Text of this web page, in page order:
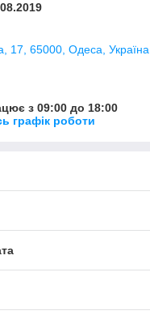
17, 65000, Одеса, Україна
з 09:00 до 18:00
графік роботи